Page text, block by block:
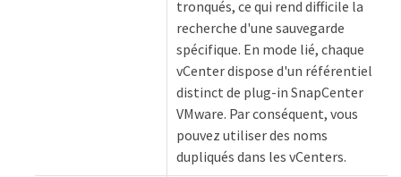
tronqués, ce qui rend difficile la
recherche d'une sauvegarde
spécifique. En mode lié, chaque
vCenter dispose d'un référentiel
distinct de plug-in SnapCenter
VMware. Par conséquent, vous
pouvez utiliser des noms
dupliqués dans les vCenters.